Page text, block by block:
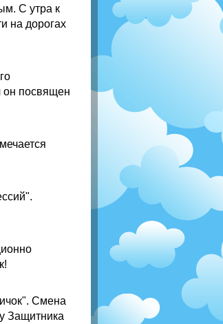
С утра к
на дорогах
он посвящен
Смена
Защитника